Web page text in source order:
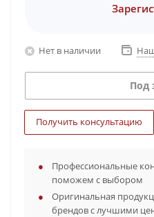
Нет в наличии
Под
Получить консультацию
Профессиональные
поможем с выбором
Оригинальная
брендов с лучшими